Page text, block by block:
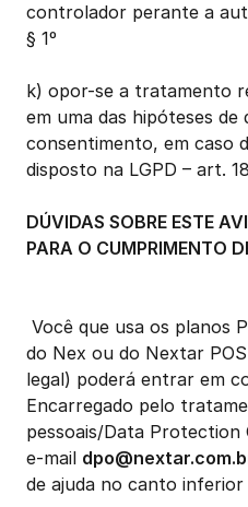
controlador perante a
§ 1º
k) opor-se a tratamento
em uma das hipóteses de
consentimento, em caso
disposto na LGPD – art.
DÚVIDAS SOBRE ESTE
PARA O CUMPRIMENTO
Você que usa os planos
do Nex ou do Nextar
legal) poderá entrar em
Encarregado pelo
pessoais/Data Protection
e-mail
de ajuda no canto inferior